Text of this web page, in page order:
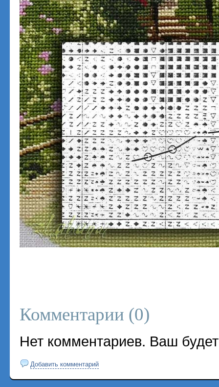
Комментарии (0)
Нет комментариев. Ваш
Добавить комментарий